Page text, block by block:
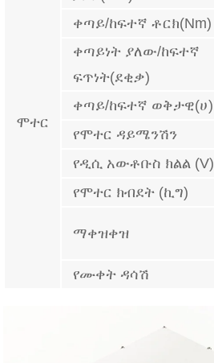
ሞተር
ቀጣይ/ከፍተኛ ቶርክ(Nm)
ቀጣይነት ያለው/ከፍተኛ
ፍጥነት(ደቂቃ)
ቀጣይ/ከፍተኛ ወቅታዊ(ሀ)
የሞተር ዳይሜንሽን
የዲሲ አውቶቡስ ክልል (V)
የሞተር ክብደት (ኪግ)
ማቀዝቀዝ
የሙቀት ዳሳሽ